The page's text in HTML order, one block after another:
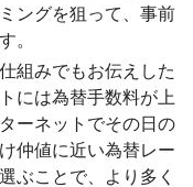
ングを狙って、事前
。
組みでもお伝えした
には為替手数料が上
ーネットでその日の
仲値に近い為替レー
ぶことで、より多く